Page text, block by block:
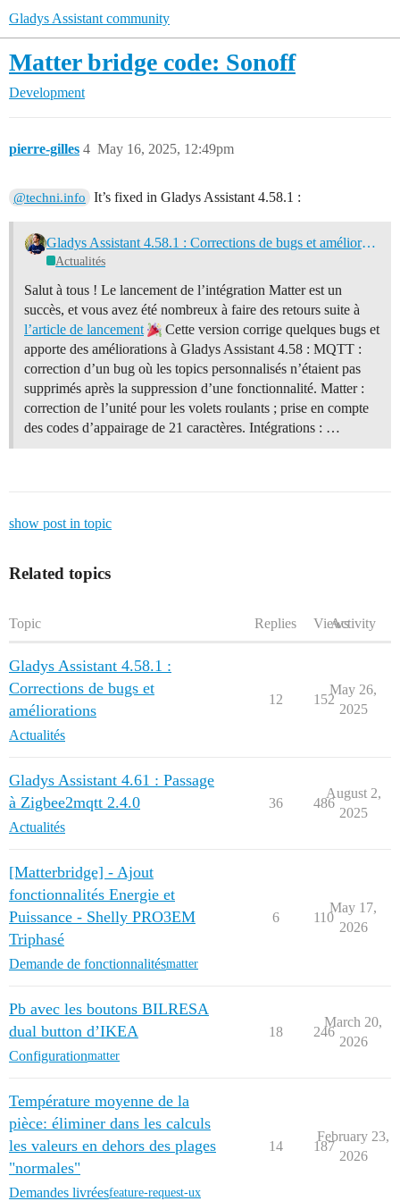
Gladys Assistant community
Matter bridge code: Sonoff
Development
pierre-gilles May 16, 2025, 12:49pm
4
@techni.info It’s fixed in Gladys Assistant 4.58.1 :
Gladys Assistant 4.58.1 : Corrections de bugs et améliorations
Actualités
Salut à tous ! Le lancement de l’intégration Matter est un
succès, et vous avez été nombreux à faire des retours suite à
l’article de lancement
Cette version corrige quelques bugs et
apporte des améliorations à Gladys Assistant 4.58 : MQTT :
correction d’un bug où les topics personnalisés n’étaient pas
supprimés après la suppression d’une fonctionnalité. Matter :
correction de l’unité pour les volets roulants ; prise en compte
des codes d’appairage de 21 caractères. Intégrations : …
show post in topic
Related topics
Topic Replies ViewsActivity
Gladys Assistant 4.58.1 :
Corrections de bugs et
améliorations
Actualités
12 152
May 26,
2025
Gladys Assistant 4.61 : Passage
à Zigbee2mqtt 2.4.0
Actualités
36 486
August 2,
2025
[Matterbridge] - Ajout
fonctionnalités Energie et
Puissance - Shelly PRO3EM
Triphasé
Demande de fonctionnalitésmatter
6 110
May 17,
2026
Pb avec les boutons BILRESA
dual button d’IKEA
Configurationmatter
18 246
March 20,
2026
Température moyenne de la
pièce: éliminer dans les calculs
les valeurs en dehors des plages
"normales"
Demandes livréesfeature-request-ux
14 187
February 23,
2026